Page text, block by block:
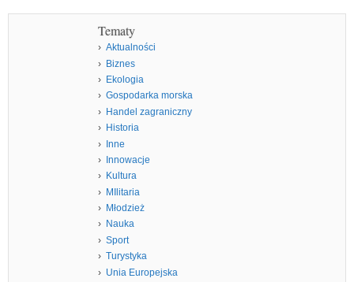
Tematy
Aktualności
Biznes
Ekologia
Gospodarka morska
Handel zagraniczny
Historia
Inne
Innowacje
Kultura
MIlitaria
Młodzież
Nauka
Sport
Turystyka
Unia Europejska